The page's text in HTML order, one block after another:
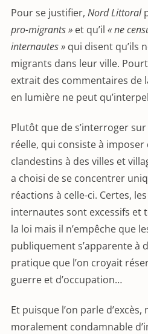
Pour se justifier, Nord Littoral
pro-migrants » et qu’il « ne
internautes » qui disent qu’ils
migrants dans leur ville.
extrait des commentaires de
en lumière ne peut
Plutôt que de s’interroger
réelle, qui consiste à
clandestins à des villes et
a choisi de se concentrer
réactions à celle-ci. Certes,
internautes sont excessifs et
la loi mais il n’empêche que
publiquement s’apparente à
pratique que l’on croyait
guerre et d’occupation…
Et puisque l’on parle d’excès,
moralement condamnable